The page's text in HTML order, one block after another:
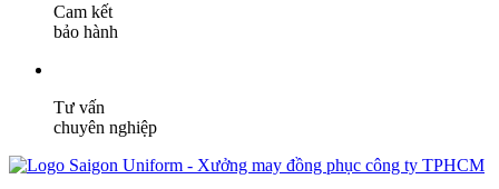
Cam kết
bảo hành
Tư vấn
chuyên nghiệp